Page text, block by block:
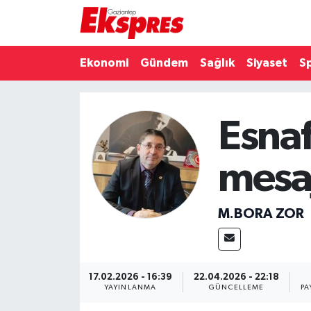
Ekonomi Gündem Sağlık Siyaset
M.BORA ZOR
17.02.2026 - 16:39
YAYINLANMA
22.04.2026 - 22:18
GÜNCELLEME
Gaziantep son dakika
Puan Durumu ve Fikstür
Tüm Manşetler
Son Dakika Haberleri